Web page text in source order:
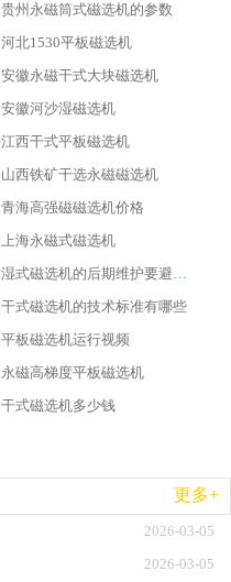
贵州永磁筒式磁选机的参数
河北1530平板磁选机
安徽永磁干式大块磁选机
安徽河沙湿磁选机
江西干式平板磁选机
山西铁矿干选永磁磁选机
青海高强磁磁选机价格
上海永磁式磁选机
湿式磁选机的后期维护要避开哪些坑
干式磁选机的技术标准有哪些
平板磁选机运行视频
永磁高梯度平板磁选机
干式磁选机多少钱
更多+
2026-03-05
2026-03-05